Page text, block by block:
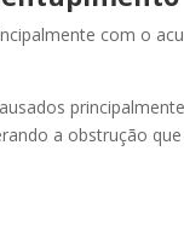
com o
a obstrução